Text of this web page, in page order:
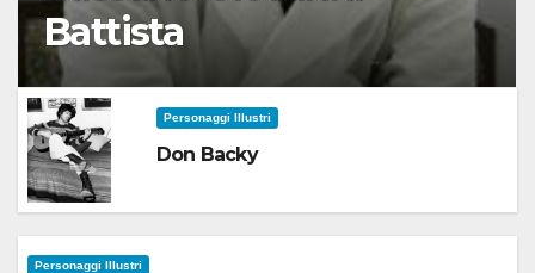
Battista
Personaggi Illustri
Don Backy
Personaggi Illustri